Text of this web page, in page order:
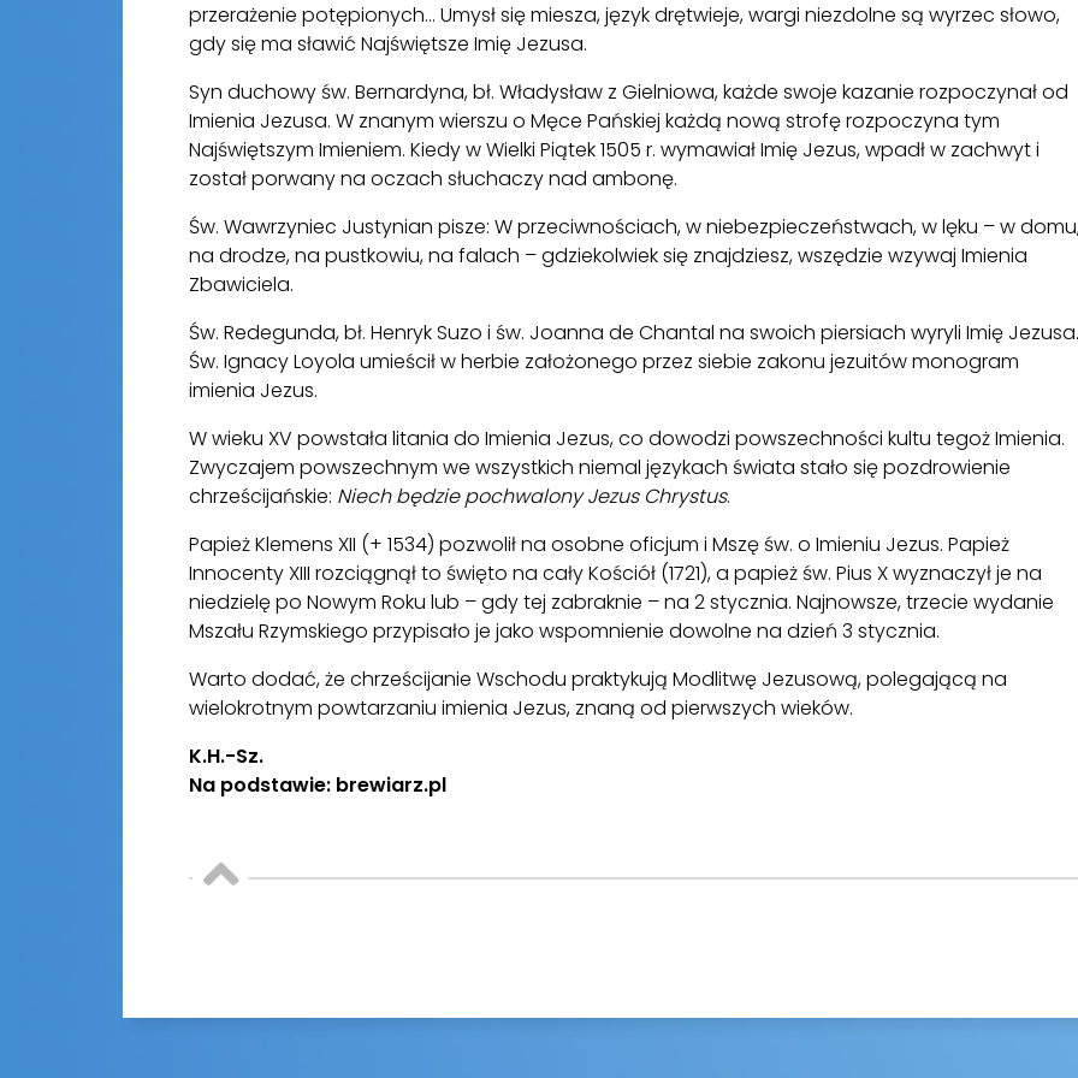
przerażenie potępionych... Umysł się miesza, język drętwieje, wargi niezdolne są wyrzec słowo,
gdy się ma sławić Najświętsze Imię Jezusa.
Syn duchowy św. Bernardyna, bł. Władysław z Gielniowa, każde swoje kazanie rozpoczynał od
Imienia Jezusa. W znanym wierszu o Męce Pańskiej każdą nową strofę rozpoczyna tym
Najświętszym Imieniem. Kiedy w Wielki Piątek 1505 r. wymawiał Imię Jezus, wpadł w zachwyt i
został porwany na oczach słuchaczy nad ambonę.
Św. Wawrzyniec Justynian pisze: W przeciwnościach, w niebezpieczeństwach, w lęku – w
na drodze, na pustkowiu, na falach – gdziekolwiek się znajdziesz, wszędzie wzywaj Imienia
Zbawiciela.
Św. Redegunda, bł. Henryk Suzo i św. Joanna de Chantal na swoich piersiach wyryli Imię Jezusa.
Św. Ignacy Loyola umieścił w herbie założonego przez siebie zakonu jezuitów monogram
imienia Jezus.
W wieku XV powstała litania do Imienia Jezus, co dowodzi powszechności kultu tegoż Imienia.
Zwyczajem powszechnym we wszystkich niemal językach świata stało się pozdrowienie
chrześcijańskie: Niech będzie pochwalony Jezus Chrystus.
Papież Klemens XII (+ 1534) pozwolił na osobne oficjum i Mszę św. o Imieniu Jezus. Papież
Innocenty XIII rozciągnął to święto na cały Kościół (1721), a papież św. Pius X wyznaczył je na
niedzielę po Nowym Roku lub – gdy tej zabraknie – na 2 stycznia. Najnowsze, trzecie wydanie
Mszału Rzymskiego przypisało je jako wspomnienie dowolne na dzień 3 stycznia.
Warto dodać, że chrześcijanie Wschodu praktykują Modlitwę Jezusową, polegającą na
wielokrotnym powtarzaniu imienia Jezus, znaną od pierwszych wieków.
K.H.-Sz.
Na podstawie: brewiarz.pl